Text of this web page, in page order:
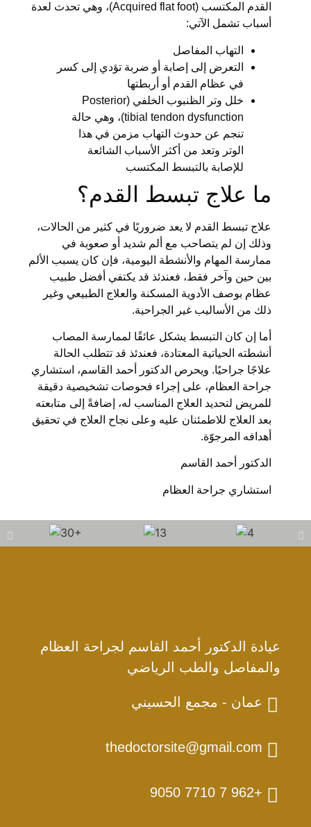
القدم المكتسب (Acquired flat foot)، وهي تحدث لعدة
أسباب تشمل الآتي:
التهاب المفاصل
التعرض إلى إصابة أو ضربة تؤدي إلى كسر
في عظام القدم أو أربطتها
خلل وتر الظنبوب الخلفي (Posterior
tibial tendon dysfunction)، وهي حالة
تنجم عن حدوث التهاب مزمن في هذا
الوتر وتعد من أكثر الأسباب الشائعة
للإصابة بالتبسط المكتسب
ما علاج تبسط القدم؟
علاج تبسط القدم لا يعد ضروريًا في كثير من الحالات،
وذلك إن لم يتصاحب مع ألم شديد أو صعوبة في
ممارسة المهام والأنشطة اليومية، فإن كان يسبب الألم
بين حين وآخر فقط، فعندئذ قد يكتفي أفضل طبيب
عظام بوصف الأدوية المسكنة والعلاج الطبيعي وغير
ذلك من الأساليب غير الجراحية.
أما إن كان التبسط يشكل عائقًا لممارسة المصاب
أنشطته الحياتية المعتادة، فعندئذ قد تتطلب الحالة
علاجًا جراحيًا. ويحرص الدكتور أحمد القاسم، استشاري
جراحة العظام، على إجراء فحوصات تشخيصية دقيقة
للمريض لتحديد العلاج المناسب له، إضافةً إلى متابعته
بعد العلاج للاطمئنان عليه وعلى نجاح العلاج في تحقيق
أهدافه المرجوّة.
الدكتور أحمد القاسم
استشاري جراحة العظام
عيادة الدكتور أحمد القاسم لجراحة العظام
والمفاصل والطب الرياضي
عمان - مجمع الحسيني
thedoctorsite@gmail.com
+962 7 7710 9050